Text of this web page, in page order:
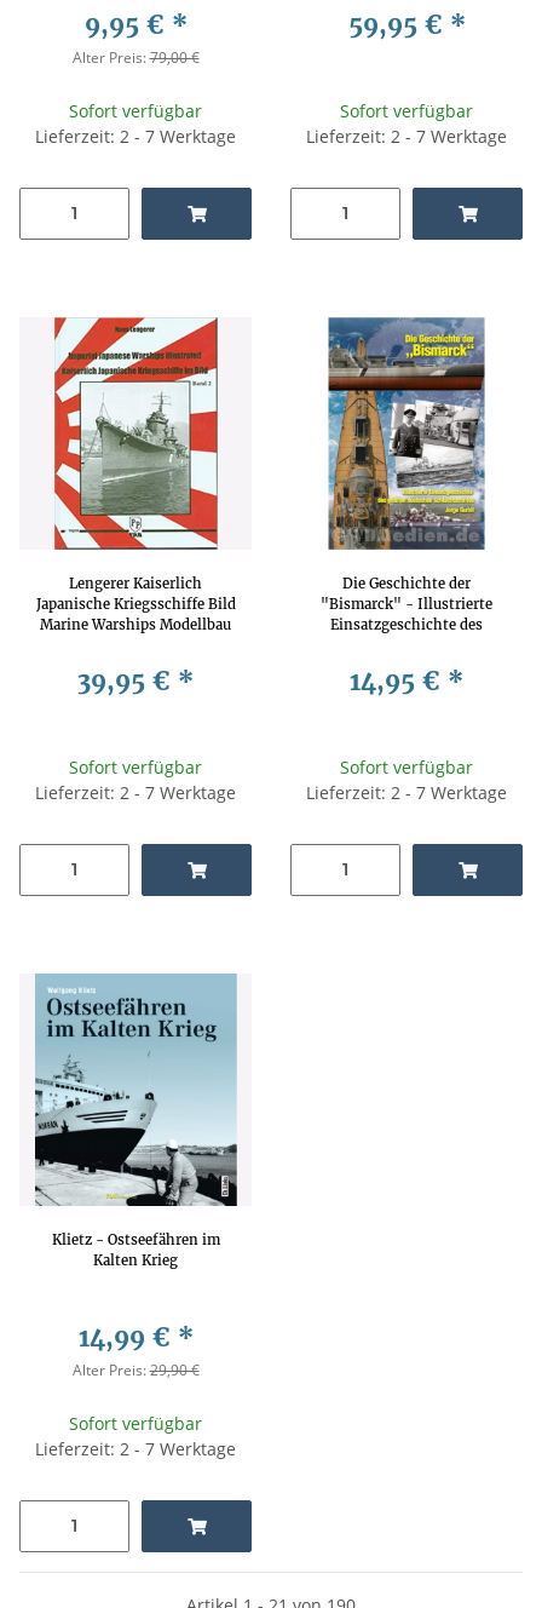
9,95 € *
Alter Preis:79,00 €
Sofort verfügbar
Lieferzeit: 2 - 7 Werktage
59,95 € *
Sofort verfügbar
Lieferzeit: 2 - 7 Werktage
Lengerer Kaiserlich
Japanische Kriegsschiffe Bild
Marine Warships Modellbau
39,95 € *
Sofort verfügbar
Lieferzeit: 2 - 7 Werktage
Die Geschichte der
"Bismarck" - Illustrierte
Einsatzgeschichte des
14,95 € *
Sofort verfügbar
Lieferzeit: 2 - 7 Werktage
Klietz - Ostseefähren im
Kalten Krieg
14,99 € *
Alter Preis:29,90 €
Sofort verfügbar
Lieferzeit: 2 - 7 Werktage